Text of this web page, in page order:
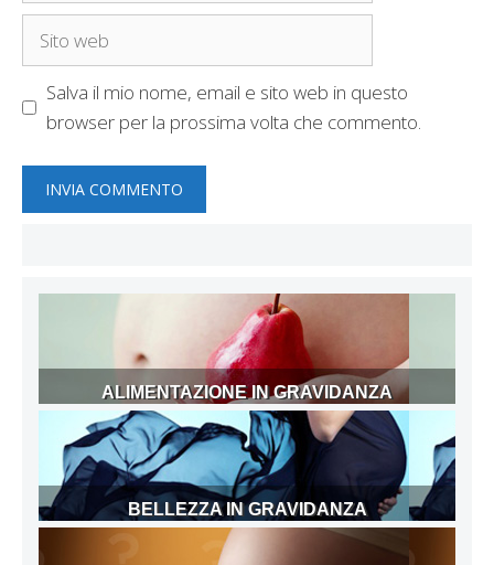
Sito
Salva il mio nome, email e sito web in questo
browser per la prossima volta che commento.
ALIMENTAZIONE IN GRAVIDANZA
BELLEZZA IN GRAVIDANZA